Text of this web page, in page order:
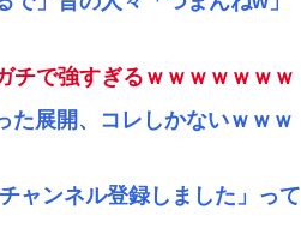
チで強すぎるｗｗｗｗｗｗｗ
た展開、コレしかないｗｗｗ
ャンネル登録しました」って